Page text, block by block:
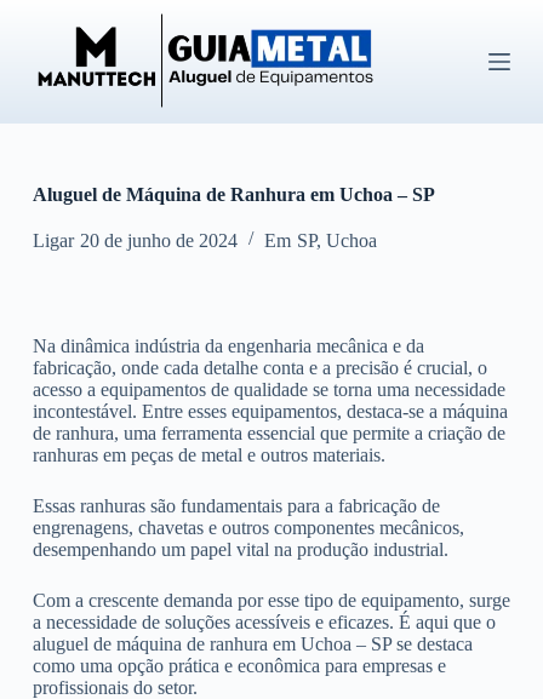
ú
d
o
Aluguel de Máquina de Ranhura em Uchoa – SP
Ligar 20 de junho de 2024 Em SP, Uchoa
Na dinâmica indústria da engenharia mecânica e da
fabricação, onde cada detalhe conta e a precisão é crucial, o
acesso a equipamentos de qualidade se torna uma necessidade
incontestável. Entre esses equipamentos, destaca-se a máquina
de ranhura, uma ferramenta essencial que permite a criação de
ranhuras em peças de metal e outros materiais.
Essas ranhuras são fundamentais para a fabricação de
engrenagens, chavetas e outros componentes mecânicos,
desempenhando um papel vital na produção industrial.
Com a crescente demanda por esse tipo de equipamento, surge
a necessidade de soluções acessíveis e eficazes. É aqui que o
aluguel de máquina de ranhura em Uchoa – SP se destaca
como uma opção prática e econômica para empresas e
profissionais do setor.